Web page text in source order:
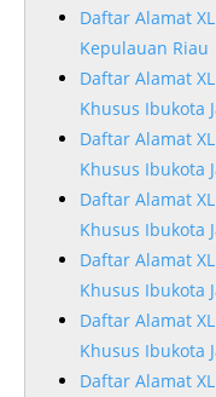
Daftar Alamat
Kepulauan Riau
Daftar Alamat
Khusus Ibukota
Daftar Alamat
Khusus Ibukota
Daftar Alamat
Khusus Ibukota
Daftar Alamat
Khusus Ibukota
Daftar Alamat
Khusus Ibukota
Daftar Alamat